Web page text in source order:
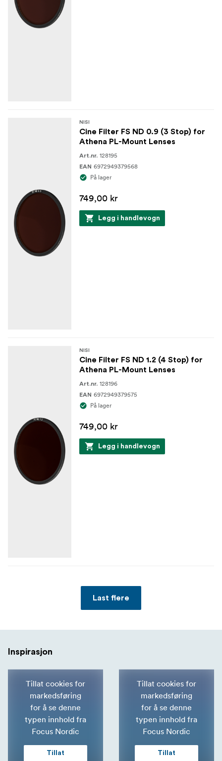
NISI
Cine Filter FS ND 0.9 (3 Stop) for
Athena PL-Mount Lenses
Art.nr. 128195
EAN 6972949379568
På lager
749,00 kr
Legg i handlevogn
NISI
Cine Filter FS ND 1.2 (4 Stop) for
Athena PL-Mount Lenses
Art.nr. 128196
EAN 6972949379575
På lager
749,00 kr
Legg i handlevogn
Last flere
Inspirasjon
Tillat cookies for
markedsføring
for å se denne
typen innhold fra
Focus Nordic
Tillat
Tillat cookies for
markedsføring
for å se denne
typen innhold fra
Focus Nordic
Tillat